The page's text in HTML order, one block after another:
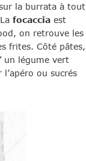
la burrata à tout
focaccia est
on retrouve les
frites. Côté pâtes,
un légume vert
ou sucrés